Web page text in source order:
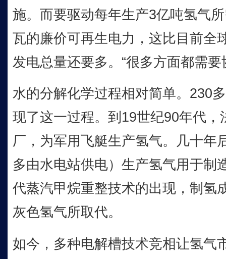
施。而要驱动每年生产3亿吨氢气
瓦的廉价可再生电力，这比目前全
发电总量还要多。“很多方面都需
水的分解化学过程相对简单。230
现了这一过程。到19世纪90年代
厂，为军用飞艇生产氢气。几十年
多由水电站供电）生产氢气用于制
代蒸汽甲烷重整技术的出现，制氢
灰色氢气所取代。
如今，多种电解槽技术竞相让氢气